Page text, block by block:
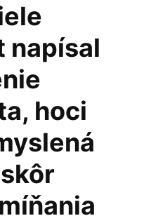
napísal
hoci